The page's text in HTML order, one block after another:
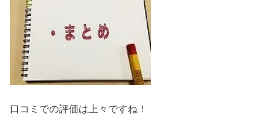
口コミでの評価は上々ですね！